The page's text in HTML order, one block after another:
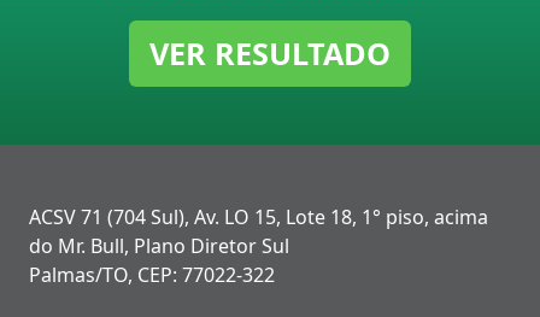
VER RESULTADO
ACSV 71 (704 Sul), Av. LO 15, Lote 18, 1° piso, acima
do Mr. Bull, Plano Diretor Sul
Palmas/TO, CEP: 77022-322